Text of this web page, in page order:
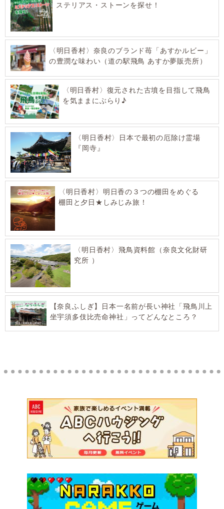
ステリアス・ストーンを探せ！
〈明日香村〉奈良のブランド苺「あすかルビー」
の豊潤な味わい（道の駅飛鳥 あすか夢販売所）
〈明日香村〉復元された古墳を目指して飛鳥
を気ままにぶらり♪
〈明日香村〉日本で最初の厄除け霊場
『岡寺』
〈明日香村〉明日香の３つの棚田をめぐる
棚田と夕日★しみじみ旅！
〈明日香村〉飛鳥資料館（奈良文化財研
究所 ）
【奈良ふしぎ】日本一名前が長い神社「飛鳥川上
坐宇須多伎比売命神社」ってどんなところ？